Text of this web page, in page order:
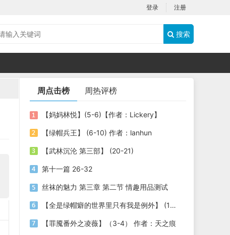
登录 注册
搜索
周点击榜 周热评榜
【妈妈林悦】(5-6)【作者：Lickery】
【绿帽兵王】 (6-10) 作者：lanhun
【武林沉沦 第三部】 (20-21)
第十一篇 26-32
丝袜的魅力 第三章 第二节 情趣用品测试
【全是绿帽癖的世界里只有我是例外】 (1-3) 作者：劫色司机
【罪魇番外之凌薇】（3-4） 作者：天之痕